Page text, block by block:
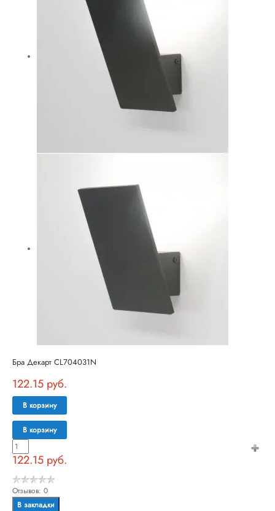
Бра Декарт CL704031N
122.15 руб.
В корзину
В корзину
122.15 руб.
Отзывов: 0
В закладки